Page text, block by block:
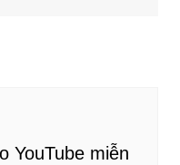
YouTube miễn